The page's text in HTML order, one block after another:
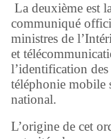
La deuxième est
communiqué
ministres de
et
l’identification des
téléphonie mobile
national.
L’origine de cet